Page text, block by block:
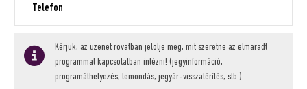
Kérjük, az üzenet rovatban jelölje meg, mit szeretne az elmaradt
programmal kapcsolatban intézni! (jegyinformáció,
programáthelyezés, lemondás, jegyár-visszatérítés, stb.)